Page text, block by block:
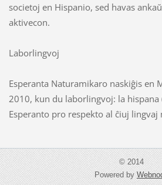
societoj en Hispanio, sed havas
aktivecon.
Laborlingvoj
Esperanta Naturamikaro naskiĝis en
2010, kun du laborlingvoj: la hispana
Esperanto pro respekto al ĉiuj
© 2014
Powered by